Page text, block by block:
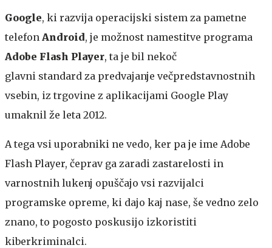
Google, ki razvija operacijski sistem za pametne
telefon Android, je možnost namestitve programa
Adobe Flash Player, ta je bil nekoč
glavni standard za predvajanje večpredstavnostnih
vsebin, iz trgovine z aplikacijami Google Play
umaknil že leta 2012.
A tega vsi uporabniki ne vedo, ker pa je ime Adobe
Flash Player, čeprav ga zaradi zastarelosti in
varnostnih lukenj opuščajo vsi razvijalci
programske opreme, ki dajo kaj nase, še vedno zelo
znano, to pogosto poskusijo izkoristiti
kiberkriminalci.